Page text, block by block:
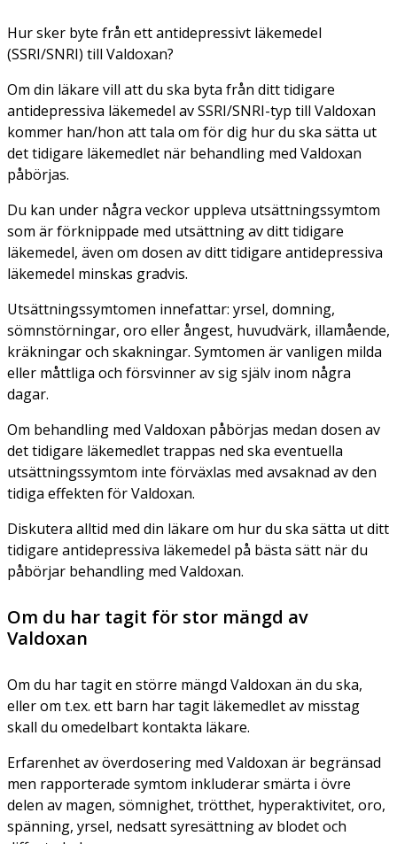
Hur sker byte från ett antidepressivt läkemedel
(SSRI/SNRI) till Valdoxan?
Om din läkare vill att du ska byta från ditt tidigare
antidepressiva läkemedel av SSRI/SNRI-typ till Valdoxan
kommer han/hon att tala om för dig hur du ska sätta ut
det tidigare läkemedlet när behandling med Valdoxan
påbörjas.
Du kan under några veckor uppleva utsättningssymtom
som är förknippade med utsättning av ditt tidigare
läkemedel, även om dosen av ditt tidigare antidepressiva
läkemedel minskas gradvis.
Utsättningssymtomen innefattar: yrsel, domning,
sömnstörningar, oro eller ångest, huvudvärk, illamående,
kräkningar och skakningar. Symtomen är vanligen milda
eller måttliga och försvinner av sig själv inom några
dagar.
Om behandling med Valdoxan påbörjas medan dosen av
det tidigare läkemedlet trappas ned ska eventuella
utsättningssymtom inte förväxlas med avsaknad av den
tidiga effekten för Valdoxan.
Diskutera alltid med din läkare om hur du ska sätta ut ditt
tidigare antidepressiva läkemedel på bästa sätt när du
påbörjar behandling med Valdoxan.
Om du har tagit för stor mängd av
Valdoxan
Om du har tagit en större mängd Valdoxan än du ska,
eller om t.ex. ett barn har tagit läkemedlet av misstag
skall du omedelbart kontakta läkare.
Erfarenhet av överdosering med Valdoxan är begränsad
men rapporterade symtom inkluderar smärta i övre
delen av magen, sömnighet, trötthet, hyperaktivitet, oro,
spänning, yrsel, nedsatt syresättning av blodet och